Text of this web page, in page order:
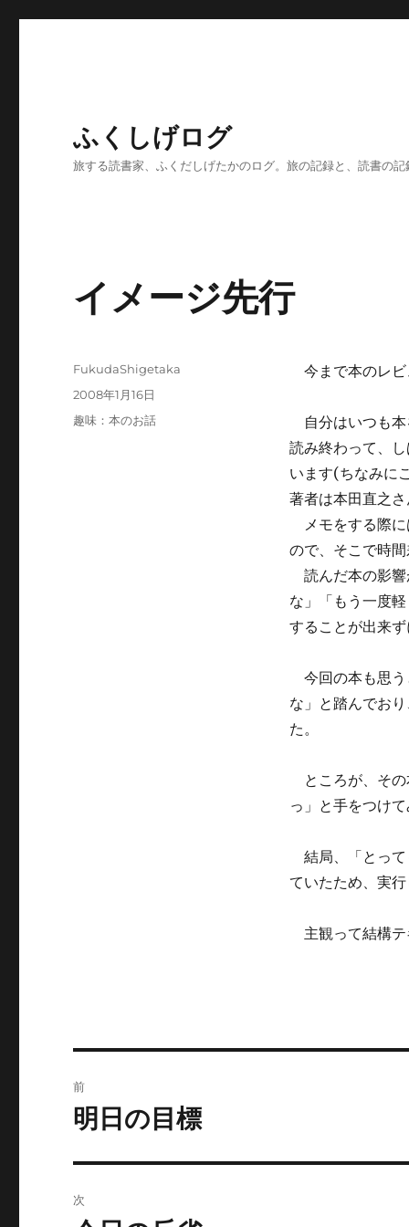
ふくしげログ
旅する読書家、ふくだしげたかのログ。旅の記録と、読書の記
イメージ先行
今まで本のレビ
自分はいつも本
読み終わって、
います(ちなみに
著者は本田直之さ
メモをする際に
ので、そこで時間
読んだ本の影響
な」「もう一度
することが出来ず
今回の本も思う
な」と踏んでお
た。
ところが、その
っ」と手をつけ
結局、「とって
ていたため、実
主観って結構テ
投
FukudaShigetaka
投
稿
2008年1月16日
カ
趣味：本のお話
稿
前
前
投
稿:
明日の目標
次